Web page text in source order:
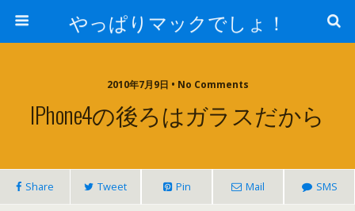
やっぱりマックでしょ！
2010年7月9日 • No Comments
IPhone4の後ろはガラスだから
Share Tweet Pin Mail SMS